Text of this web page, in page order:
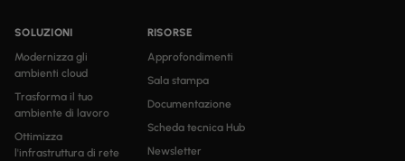
SOLUZIONI
Modernizza gli
ambienti cloud
Trasforma il tuo
ambiente di lavoro
Ottimizza
l'infrastruttura di rete
RISORSE
Approfondimenti
Sala stampa
Documentazione
Scheda tecnica Hub
Newsletter